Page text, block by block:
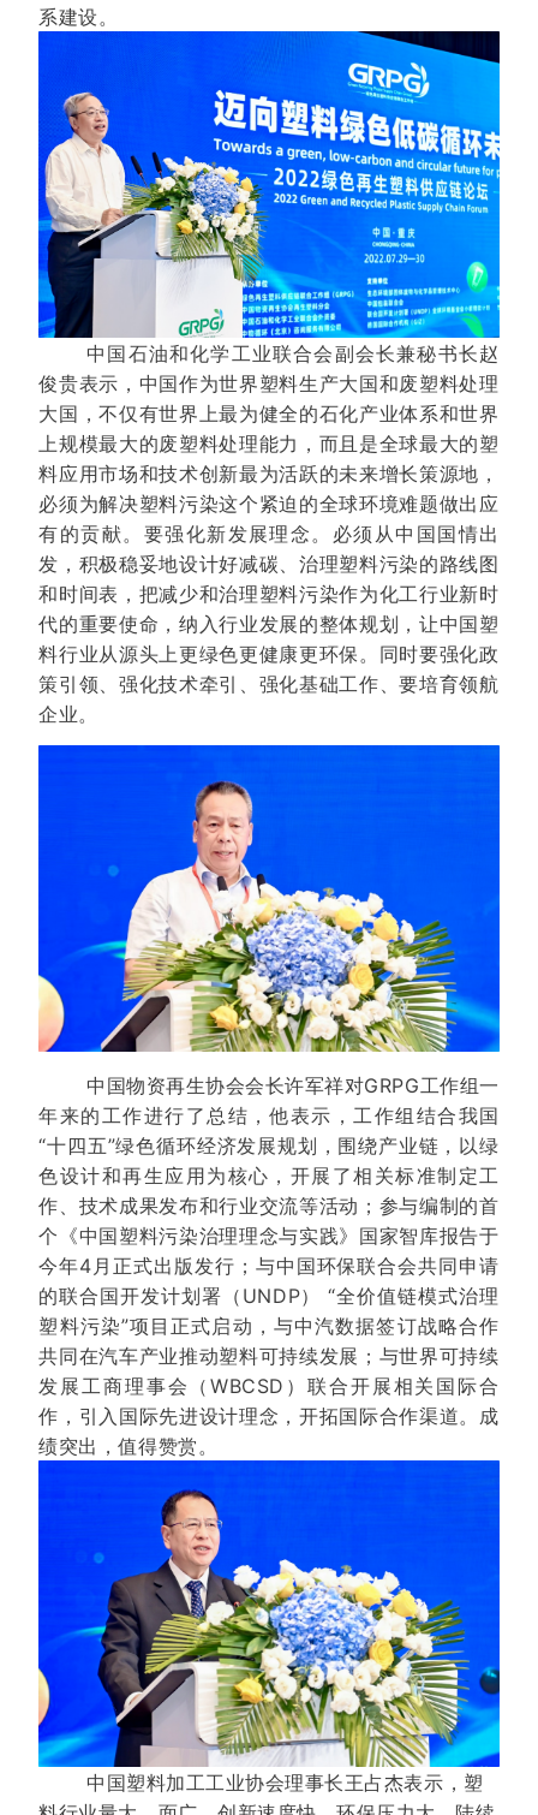
系建设。
中国石油和化学工业联合会副会长兼秘书长赵
俊贵表示，中国作为世界塑料生产大国和废塑料处理
大国，不仅有世界上最为健全的石化产业体系和世界
上规模最大的废塑料处理能力，而且是全球最大的塑
料应用市场和技术创新最为活跃的未来增长策源地，
必须为解决塑料污染这个紧迫的全球环境难题做出应
有的贡献。要强化新发展理念。必须从中国国情出
发，积极稳妥地设计好减碳、治理塑料污染的路线图
和时间表，把减少和治理塑料污染作为化工行业新时
代的重要使命，纳入行业发展的整体规划，让中国塑
料行业从源头上更绿色更健康更环保。同时要强化政
策引领、强化技术牵引、强化基础工作、要培育领航
企业。
中国物资再生协会会长许军祥对GRPG工作组一
年来的工作进行了总结，他表示，工作组结合我国
“十四五”绿色循环经济发展规划，围绕产业链，以绿
色设计和再生应用为核心，开展了相关标准制定工
作、技术成果发布和行业交流等活动；参与编制的首
个《中国塑料污染治理理念与实践》国家智库报告于
今年4月正式出版发行；与中国环保联合会共同申请
的联合国开发计划署（UNDP） “全价值链模式治理
塑料污染”项目正式启动，与中汽数据签订战略合作
共同在汽车产业推动塑料可持续发展；与世界可持续
发展工商理事会（WBCSD）联合开展相关国际合
作，引入国际先进设计理念，开拓国际合作渠道。成
绩突出，值得赞赏。
中国塑料加工工业协会理事长王占杰表示，塑